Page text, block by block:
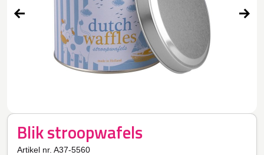
Blik stroopwafels
Artikel nr. A37-5560